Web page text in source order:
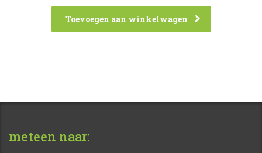
Toevoegen aan winkelwagen
meteen naar: